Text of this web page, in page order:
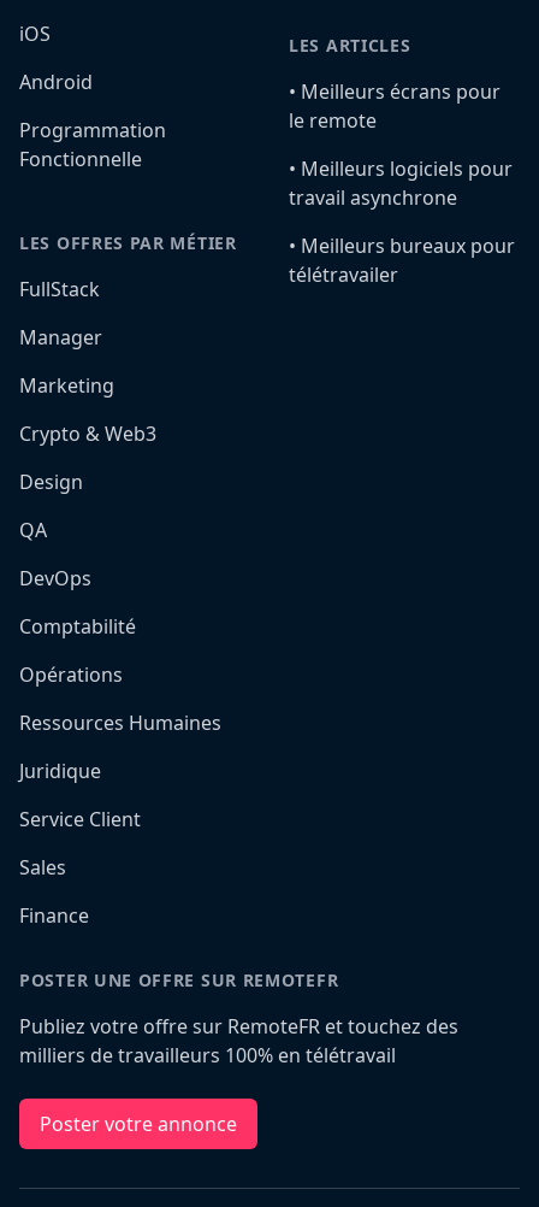
iOS
Android
Programmation
Fonctionnelle
LES OFFRES PAR MÉTIER
FullStack
Manager
Marketing
Crypto & Web3
Design
QA
DevOps
Comptabilité
Opérations
Ressources Humaines
Juridique
Service Client
Sales
Finance
LES ARTICLES
•️ Meilleurs écrans pour
le remote
•️ Meilleurs logiciels pour
travail asynchrone
•️ Meilleurs bureaux pour
télétravailer
POSTER UNE OFFRE SUR REMOTEFR
Publiez votre offre sur RemoteFR et touchez des
milliers de travailleurs 100% en télétravail
Poster votre annonce